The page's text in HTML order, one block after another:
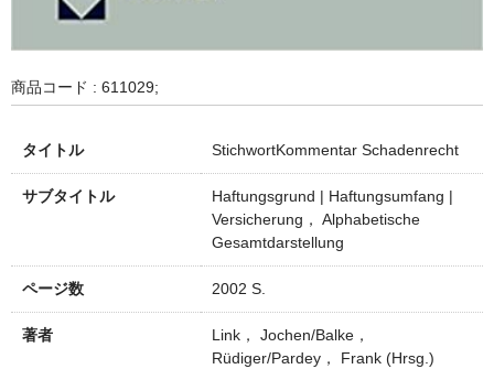
商品コード : 611029;
タイトル StichwortKommentar Schadenrecht
サブタイトル
Haftungsgrund | Haftungsumfang |
Versicherung， Alphabetische
Gesamtdarstellung
ページ数 2002 S.
著者
Link， Jochen/Balke，
Rüdiger/Pardey， Frank (Hrsg.)